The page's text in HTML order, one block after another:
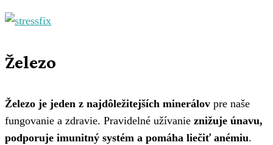
Železo
Železo je jeden z najdôležitejších minerálov pre naše
fungovanie a zdravie. Pravidelné užívanie znižuje únavu,
podporuje imunitný systém a pomáha liečiť anémiu.